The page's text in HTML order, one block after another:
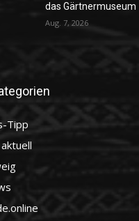
das Gärtnermuseum
Aug. 7, 2026
Tipp